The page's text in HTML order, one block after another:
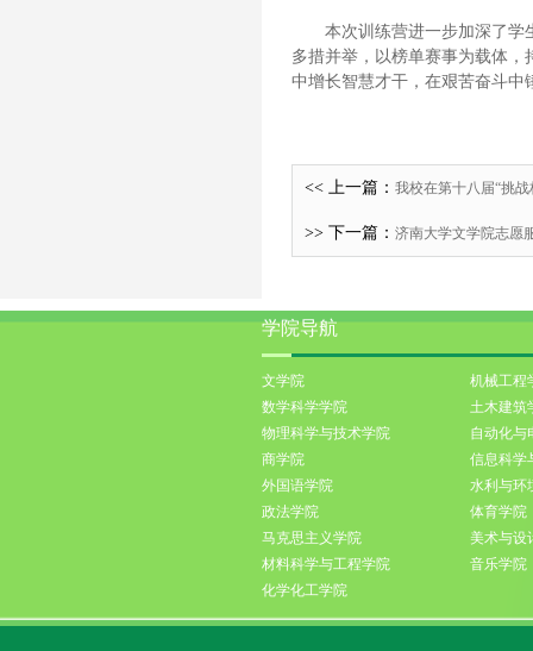
本次训练营进一步加深了学
多措并举，以榜单赛事为载体
中增长智慧才干，在艰苦奋斗中
<< 上一篇： 我校在第十八届“挑
>> 下一篇： 济南大学文学院志愿
学院导航
文学院
数学科学学院
物理科学与技术学院
商学院
外国语学院
政法学院
马克思主义学院
材料科学与工程学院
化学化工学院
机械工程
土木建筑
自动化与
信息科学
水利与环
体育学院
美术与设
音乐学院